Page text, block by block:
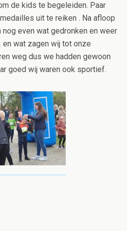
de kids te begeleiden. Paar
uit te reiken . Na afloop
even wat gedronken en weer
wat zagen wij tot onze
weg dus we hadden gewoon
goed wij waren ook sportief.